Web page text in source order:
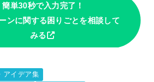
簡単30秒で入力完了！
ンに関する困りごとを相談して
みる
アイデア集